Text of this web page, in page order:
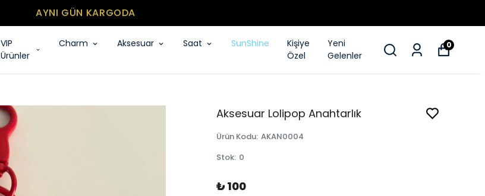
MİNİMUM SEPET TUTARI 500₺
VIP
Ürünler
Charm Aksesuar Saat SunShine
Kişiye
Özel
Yeni
Gelenler
0
Aksesuar Lolipop Anahtarlık
Ürün Kodu: AKAN0004
Stok: 0
₺ 100